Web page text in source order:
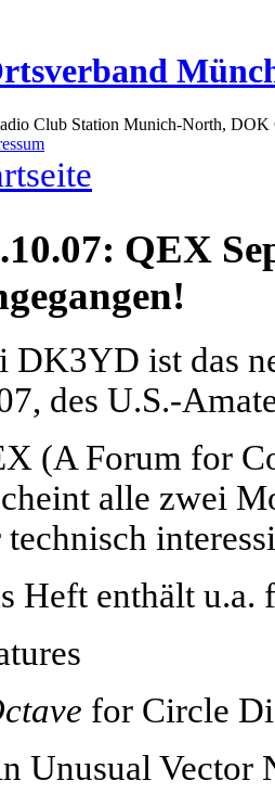
Club Station Munich-North,
QEX
DK3YD ist das
des U.S.-
(A Forum for
alle zwei
Heft enthält
for Circle
Unusual Vector